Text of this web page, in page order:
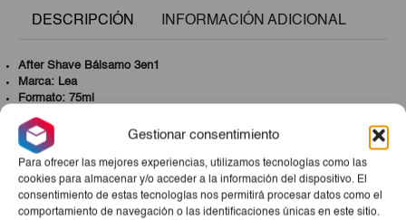
Gestionar consentimiento
Para ofrecer las mejores experiencias, utilizamos tecnologías como las
cookies para almacenar y/o acceder a la información del dispositivo. El
consentimiento de estas tecnologías nos permitirá procesar datos como el
comportamiento de navegación o las identificaciones únicas en este sitio.
DESCRIPCIÓN INFORMACIÓN ADICIONAL
After Shave Bálsamo 3en1
Marca: Lea
Formato: 75ml
Productos Relacionados